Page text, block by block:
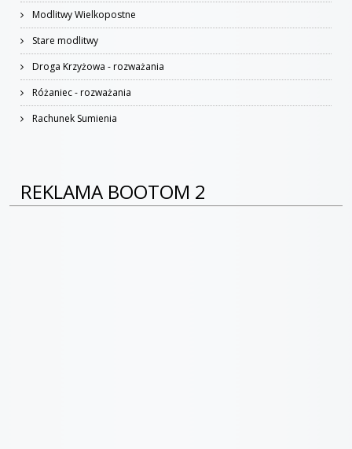
Modlitwy Wielkopostne
Stare modlitwy
Droga Krzyżowa - rozważania
Różaniec - rozważania
Rachunek Sumienia
REKLAMA BOOTOM 2